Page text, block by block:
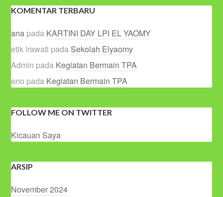
KOMENTAR TERBARU
ana pada KARTINI DAY LPI EL YAOMY
etik irawati pada Sekolah Elyaomy
Admin pada Kegiatan Bermain TPA
eno pada Kegiatan Bermain TPA
FOLLOW ME ON TWITTER
Kicauan Saya
ARSIP
November 2024